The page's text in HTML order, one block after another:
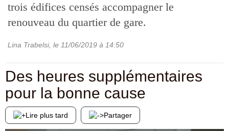
trois édifices censés accompagner le
renouveau du quartier de gare.
Lina Trabelsi, le 11/06/2019 à 14:50
Des heures supplémentaires
pour la bonne cause
Lire plus tard Partager